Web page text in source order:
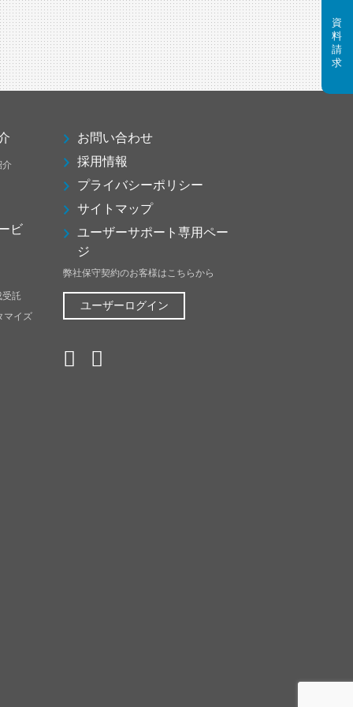
介
ビ
受託
マイズ
お問い合わせ
採用情報
プライバシーポリシー
サイトマップ
ユーザーサポート専用ペー
ジ
弊社保守契約のお客様はこちらから
ユーザーログイン